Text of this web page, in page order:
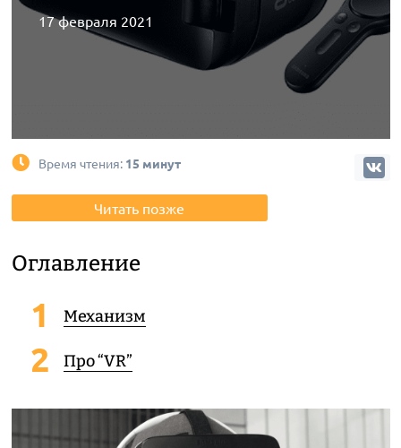
17 февраля 2021
Время чтения: 15 минут
Читать позже
Оглавление
Механизм
Про “VR”